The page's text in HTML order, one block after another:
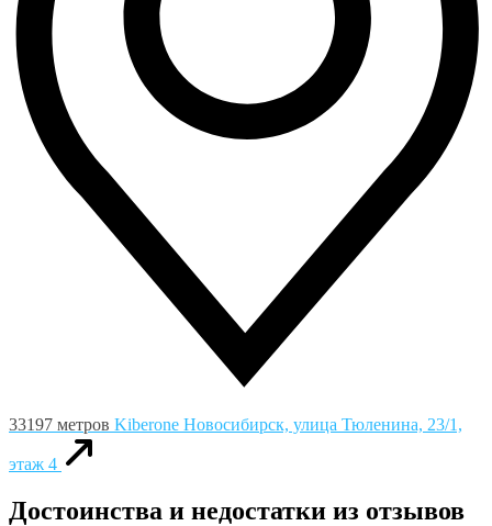
33197 метров Kiberone Новосибирск, улица Тюленина, 23/1,
этаж 4
Достоинства и недостатки из отзывов